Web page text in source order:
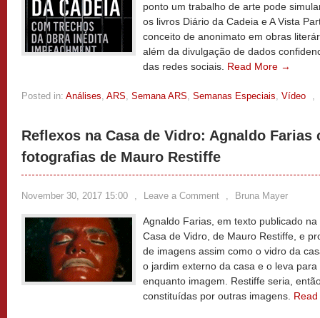
ponto um trabalho de arte pode
os livros Diário da Cadeia e A Vista
conceito de anonimato em obras
além da divulgação de dados
das redes sociais. Read More →
Posted in: Análises, ARS, Semana ARS, Semanas Especiais, Vídeo ,
Reflexos na Casa de Vidro: Agnaldo Farias
fotografias de Mauro Restiffe
November 30, 2017 15:00 , Leave a Comment , Bruna Mayer
Agnaldo Farias, em texto publicado
Casa de Vidro, de Mauro Restiffe, e
de imagens assim como o vidro da
o jardim externo da casa e o leva
enquanto imagem. Restiffe seria,
constituídas por outras imagens.